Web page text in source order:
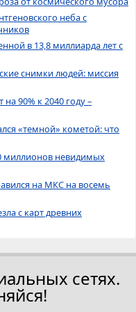
неба с
в 13,8 миллиарда лет с
снимки людей: миссия
90% к 2040 году –
«темной» кометой: что
миллионов невидимых
на МКС на восемь
с карт древних
сетях.